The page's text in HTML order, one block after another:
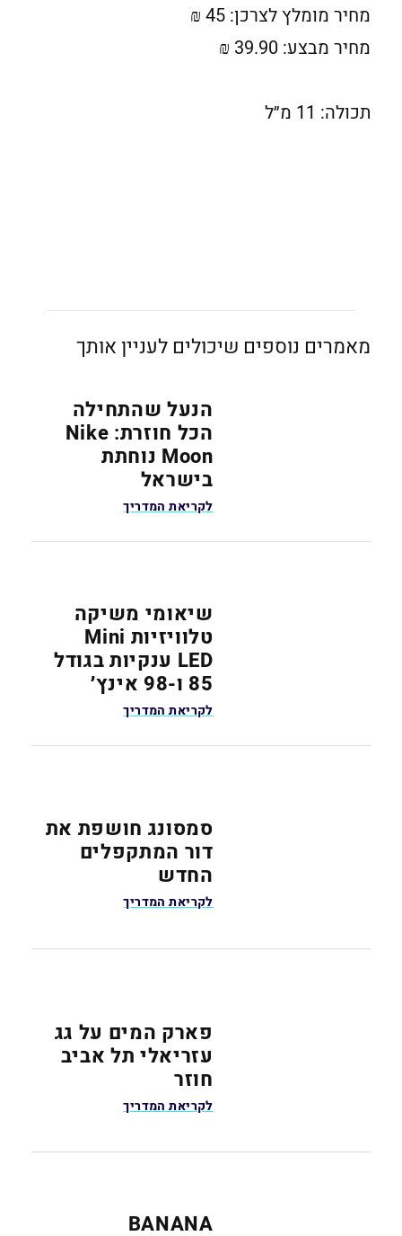
מחיר מומלץ לצרכן: 45 ₪
מחיר מבצע: 39.90 ₪
תכולה: 11 מ״ל
מאמרים נוספים שיכולים לעניין אותך
הנעל שהתחילה
הכל חוזרת: Nike
Moon נוחתת
בישראל
לקריאת המדריך
שיאומי משיקה
טלוויזיות Mini
LED ענקיות בגודל
85 ו-98 אינץ׳
לקריאת המדריך
סמסונג חושפת את
דור המתקפלים
החדש
לקריאת המדריך
פארק המים על גג
עזריאלי תל אביב
חוזר
לקריאת המדריך
BANANA